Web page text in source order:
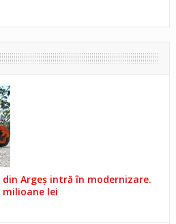
Argeș intră în modernizare.
milioane lei